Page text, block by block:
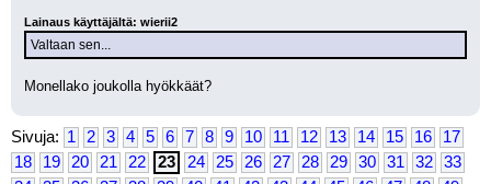
Lainaus käyttäjältä: wierii2
Valtaan sen...
Monellako joukolla hyökkäät?
Sivuja: 1 2 3 4 5 6 7 8 9 10 11 12 13 14 15 16
17
18
19 20 21 22 23 24 25 26 27 28 29 30 31 32
33